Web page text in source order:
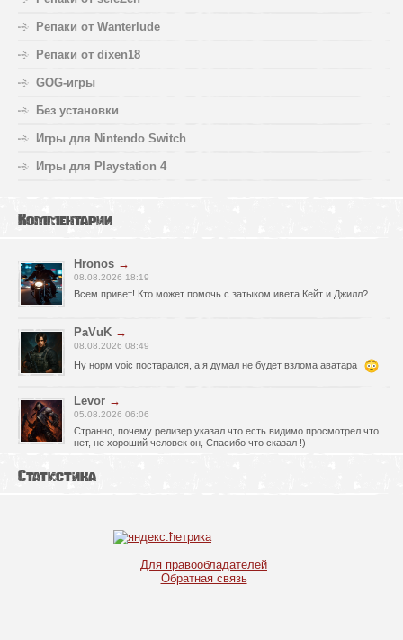
Репаки от Wanterlude
Репаки от dixen18
GOG-игры
Без установки
Игры для Nintendo Switch
Игры для Playstation 4
Комментарии
Hronos →
08.08.2026 18:19
Всем привет! Кто может помочь с затыком ивета Кейт и Джилл?
PaVuK →
08.08.2026 08:49
Ну норм voic постарался, а я думал не будет взлома аватара
Levor →
05.08.2026 06:06
Странно, почему релизер указал что есть видимо просмотрел что
нет, не хороший человек он, Спасибо что сказал !)
fr0zen142
05.08.2026 01:40
→
Игра интересная,а снизил одну звезду за то что нет уменьшения
экрана,играешь только на полном мониторе,очень неудобно!
Статистика
Для правообладателей
Обратная связь